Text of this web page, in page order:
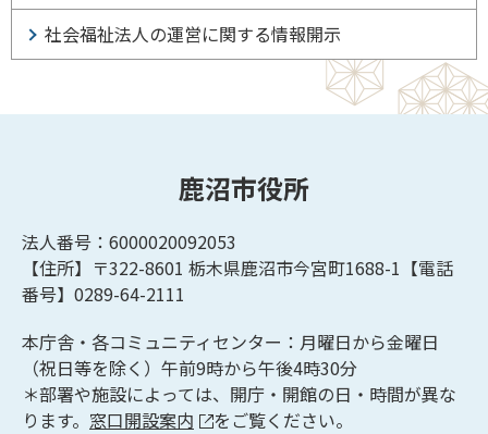
社会福祉法人の運営に関する情報開示
鹿沼市役所
法人番号：6000020092053
【住所】〒322-8601 栃木県鹿沼市今宮町1688-1【電話
番号】0289-64-2111
本庁舎・各コミュニティセンター：月曜日から金曜日
（祝日等を除く）午前9時から午後4時30分
＊部署や施設によっては、開庁・開館の日・時間が異な
ります。 窓口開設案内 をご覧ください。